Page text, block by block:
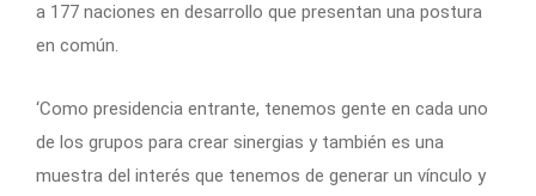
a 177 naciones en desarrollo que presentan una postura
en común.
‘Como presidencia entrante, tenemos gente en cada uno
de los grupos para crear sinergias y también es una
muestra del interés que tenemos de generar un vínculo y